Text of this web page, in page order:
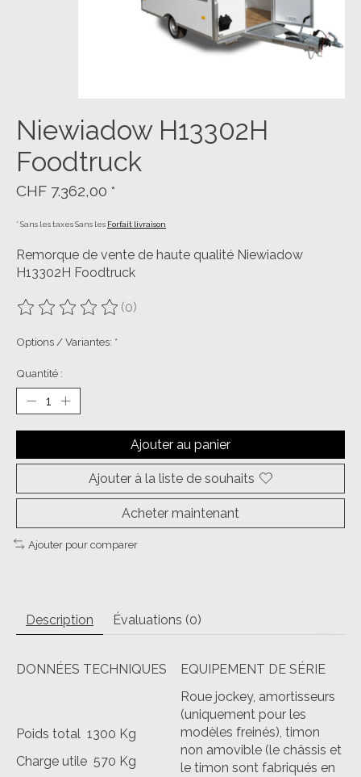
Niewiadow H13302H
Foodtruck
CHF 7.362,00 *
* Sans les taxes Sans les Forfait livraison
Remorque de vente de haute qualité Niewiadow
H13302H Foodtruck
Ce produit est évalué à
(0)
Options / Variantes: *
Quantité :
Ajouter au panier
Ajouter à la liste de souhaits
Acheter maintenant
Ajouter pour comparer
Description Évaluations (0)
DONNÉES TECHNIQUES EQUIPEMENT DE SÉRIE
Poids total 1300 Kg
Charge utile 570 Kg
Roue jockey, amortisseurs
(uniquement pour les
modèles freinés), timon
non amovible (le châssis et
le timon sont fabriqués en